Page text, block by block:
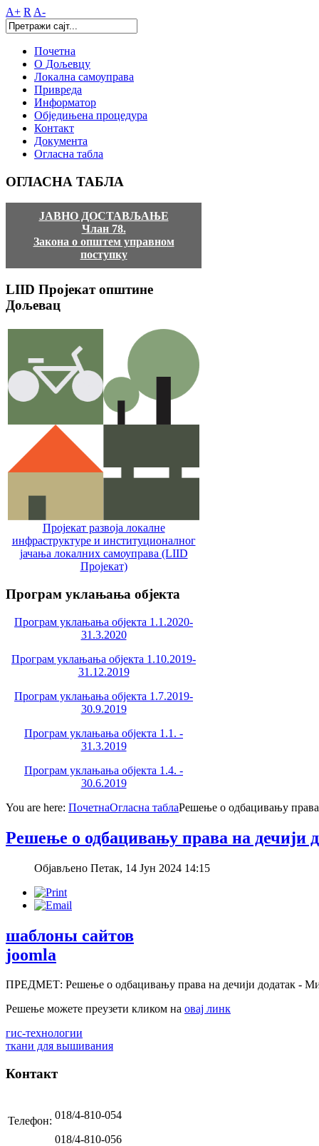
A+ R A-
Почетна
О Дољевцу
Локална самоуправа
Привреда
Информатор
Обједињена процедура
Контакт
Документа
Огласна табла
ОГЛАСНА ТАБЛА
ЈАВНО ДОСТАВЉАЊЕ
Члан 78.
Закона о општем управном
поступку
LIID Пројекат општине
Дољевац
Пројекат развоја локалне
инфраструктуре и институционалног
јачања локалних самоуправa (LIID
Пројекат)
Програм уклањања објекта
Програм уклањања објекта 1.1.2020-
31.3.2020
Програм уклањања објекта 1.10.2019-
31.12.2019
Програм уклањања објекта 1.7.2019-
30.9.2019
Програм уклањања објекта 1.1. -
31.3.2019
Програм уклањања објекта 1.4. -
30.6.2019
You are here: ПочетнаОгласна таблаРешење о одбацивању
Решење о одбацивању права на дечији
Објављено Петак, 14 Јун 2024 14:15
шаблоны сайтов
joomla
ПРЕДМЕТ: Решење о одбацивању права на дечији додатак -
Решење можете преузети кликом на овај линк
гис-технологии
ткани для вышивания
Контакт
Телефон: 018/4-810-054
018/4-810-056